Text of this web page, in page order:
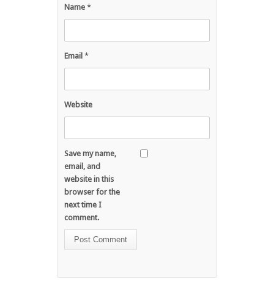
Name *
Email *
Website
Save my name,
email, and
website in this
browser for the
next time I
comment.